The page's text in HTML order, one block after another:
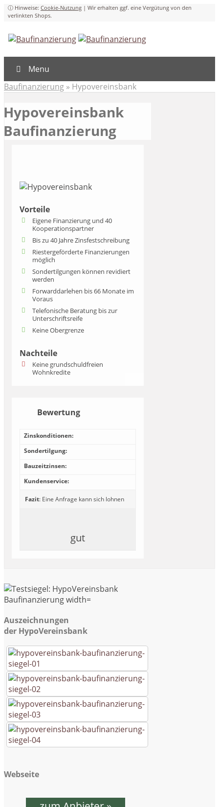
Cookie-Nutzung
Menu
Baufinanzierung » Hypovereinsbank
Hypovereinsbank
Baufinanzierung
Vorteile
Eigene Finanzierung und 40
Kooperationspartner
Bis zu 40 Jahre Zinsfestschreibung
Riestergeförderte Finanzierungen
möglich
Sondertilgungen können revidiert
werden
Forwarddarlehen bis 66 Monate im
Voraus
Telefonische Beratung bis zur
Unterschriftsreife
Keine Obergrenze
Nachteile
Keine grundschuldfreien
Wohnkredite
Bewertung
Zinskonditionen:
Sondertilgung:
Bauzeitzinsen:
Kundenservice:
Fazit: Eine Anfrage kann sich lohnen
gut
Auszeichnungen
der HypoVereinsbank
Webseite